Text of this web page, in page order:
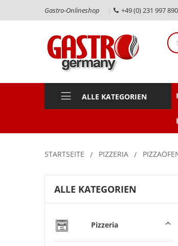
Gastro-Onlineshop +49 (0) 231 997
ALLE KATEGORIEN
STARTSEITE PIZZERIA
ALLE KATEGORIEN
Pizzeria